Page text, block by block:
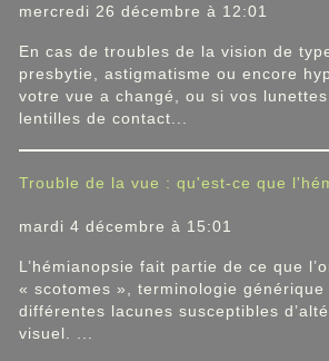
mercredi 26 décembre à 12:01
En cas de troubles de la vision de
presbytie, astigmatisme ou encore
votre vue a changé, ou si vos
lentilles de contact...
Trouble de la vue : qu'est-ce que
mardi 4 décembre à 15:01
L’hémianopsie fait partie de ce que
« scotomes », terminologie
différentes lacunes susceptibles
visuel. ...